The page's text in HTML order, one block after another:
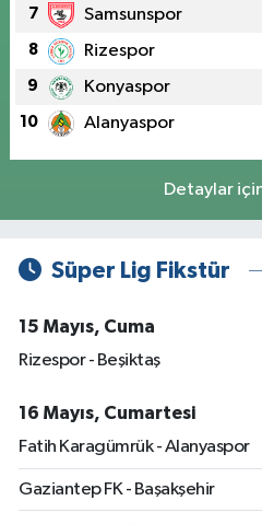
7 Samsunspor
8 Rizespor
9 Konyaspor
10 Alanyaspor
Detaylar
Süper Lig Fikstür
15 Mayıs, Cuma
Rizespor - Beşiktaş
16 Mayıs, Cumartesi
Fatih Karagümrük - Alanyaspor
Gaziantep FK - Başakşehir